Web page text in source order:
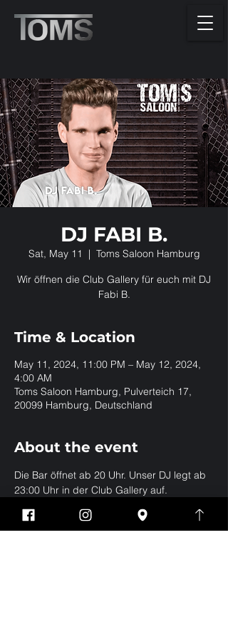
DJ FABI B.
Sat, May 11
  |
Toms Saloon Hamburg
Wir öffnen die Club Gallery für euch mit DJ
Fabi B.
Time & Location
May 11, 2024, 11:00 PM – May 12, 2024,
4:00 AM
Toms Saloon Hamburg, Pulverteich 17,
20099 Hamburg, Deutschland
About the event
Die Bar öffnet ab 20 Uhr. Unser DJ legt ab
23:00 Uhr in der Club Gallery auf.
Share this event